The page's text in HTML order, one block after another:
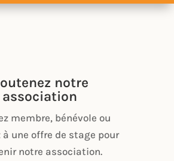
notre
association
membre, bénévole ou
à une offre de stage pour
notre association.